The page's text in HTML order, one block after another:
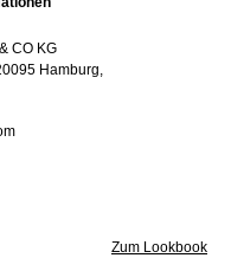
CO KG
Hamburg,
Zum Lookbook